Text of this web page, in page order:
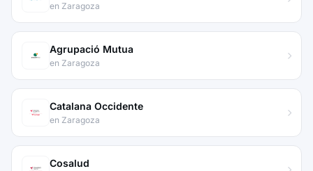
en Zaragoza
Agrupació Mutua
en Zaragoza
Catalana Occidente
en Zaragoza
Cosalud